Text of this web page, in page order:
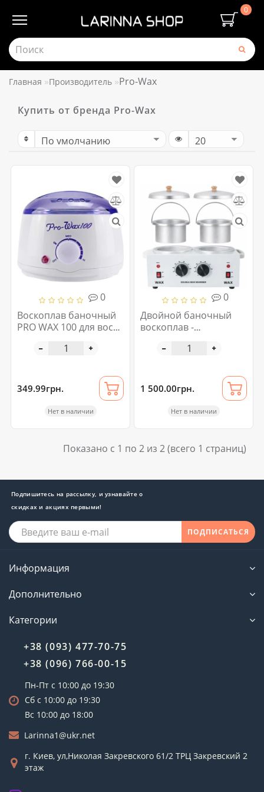
0
Главная Производитель Pro-Wax
Купить от бренда Pro-Wax
0
Воскоплав баночный
PRO WAX 100 для воска
349.99грн.
Нет в наличии
0
Двойной баночный
воскоплав -
и парафина на 2 чаши
1 500.00грн.
Нет в наличии
Показано с 1 по 2 из 2 (всего 1 страниц)
Подпишитесь на рассылку, и узнавайте о
скидках и акциях первыми!
ПОДПИСАТЬСЯ
Информация
Дополнительно
Категории
+38 (093) 477-70-75
+38 (096) 766-00-15
Пн-Пт с 10:00 до 19:30
Сб с 10:00 до 19:30
Вс 10:00 до 18:00
Larinna1@ukr.net
г. Киев, ул,Николая Закревского 61/2 ТРЦ Закревский 2
этаж